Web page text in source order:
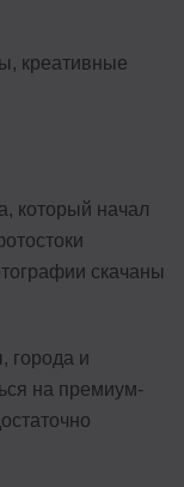
креативные
который начал
скачаны
города и
на премиум-